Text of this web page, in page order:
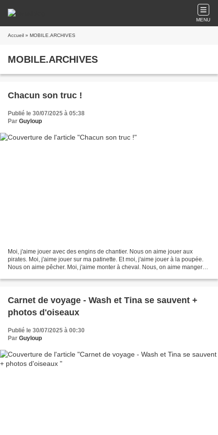
MENU
Accueil » MOBILE.ARCHIVES
MOBILE.ARCHIVES
Chacun son truc !
Publié le 30/07/2025 à 05:38
Par Guyloup
Moi, j'aime jouer avec des engins de chantier. Nous on aime jouer aux
pirates. Moi, j'aime jouer sur ma patinette. Et moi, j'aime jouer à la poupée.
Nous on aime pêcher. Moi, j'aime monter à cheval. Nous, on aime manger
Carnet de voyage - Wash et Tina se sauvent +
photos d'oiseaux
Publié le 30/07/2025 à 00:30
Par Guyloup